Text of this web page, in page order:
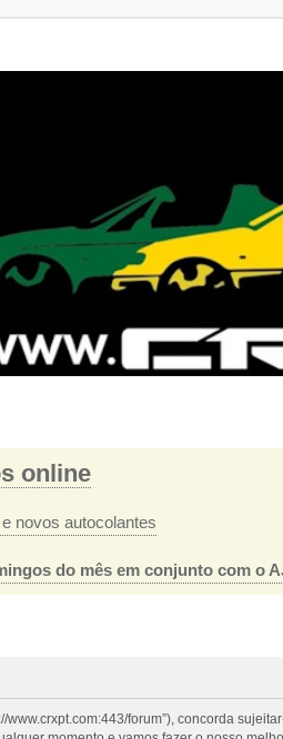
online
e novos autocolantes
do mês em conjunto com o
www.crxpt.com:443/forum”), concorda